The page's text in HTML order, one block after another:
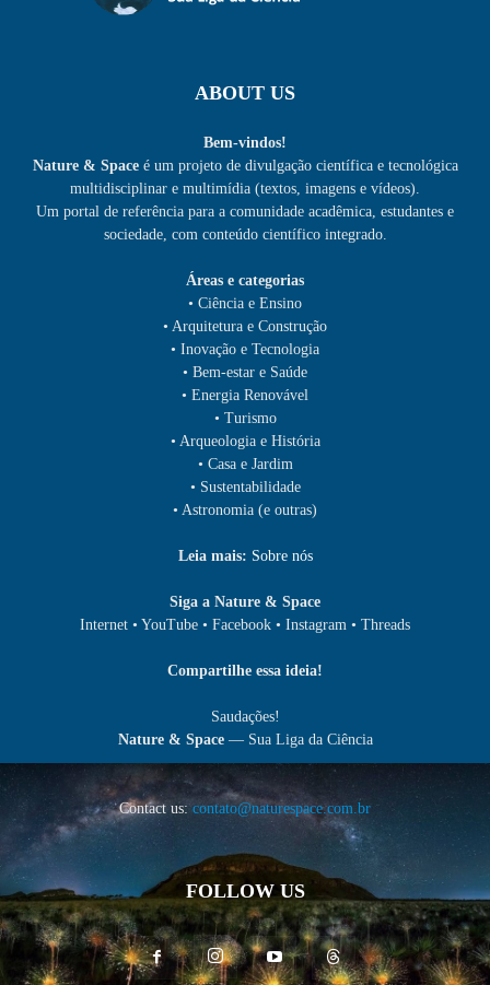
ABOUT US
Bem-vindos!
Nature & Spaceé um projeto de divulgação científica e tecnológica
multidisciplinar e multimídia (textos, imagens e vídeos).
Um portal de referência para a comunidade acadêmica, estudantes e
sociedade, com conteúdo científico integrado.
Áreas e categorias
• Ciência e Ensino
• Arquitetura e Construção
• Inovação e Tecnologia
• Bem-estar e Saúde
• Energia Renovável
• Turismo
• Arqueologia e História
• Casa e Jardim
• Sustentabilidade
• Astronomia (e outras)
Leia mais: Sobre nós
Siga a Nature & Space
Internet • YouTube • Facebook • Instagram • Threads
Compartilhe essa ideia!
Saudações!
Nature & Space— Sua Liga da Ciência
Contact us:contato@naturespace.com.br
FOLLOW US